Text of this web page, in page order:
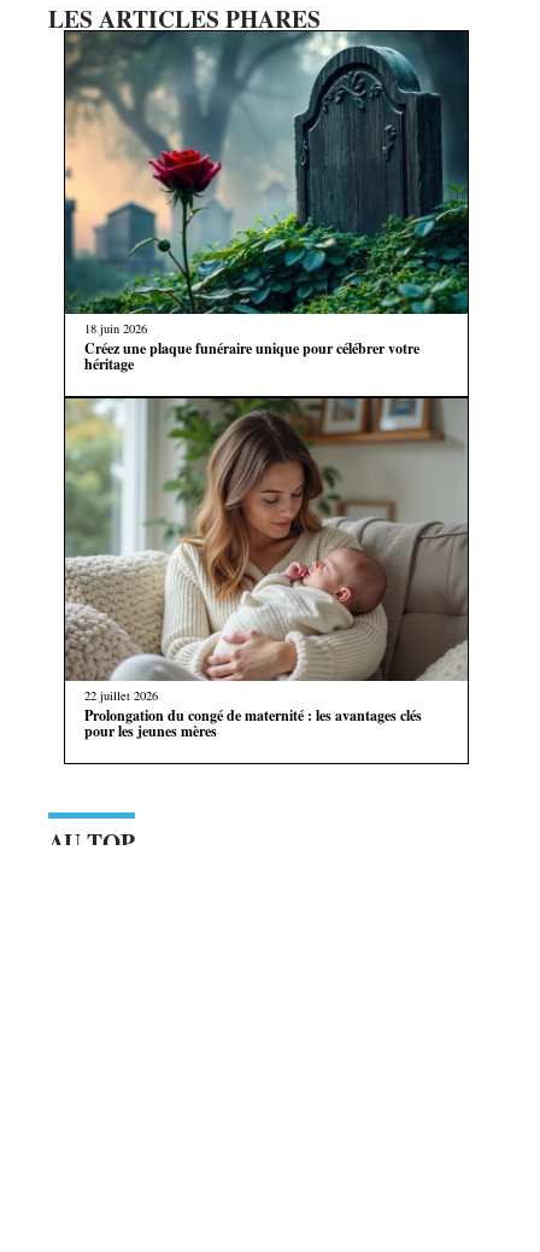
LES ARTICLES PHARES
18 juin 2026
Créez une plaque funéraire unique pour célébrer votre
héritage
22 juillet 2026
Prolongation du congé de maternité : les avantages clés
pour les jeunes mères
AU TOP